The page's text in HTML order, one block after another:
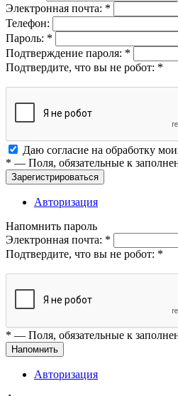
Электронная почта: *
Телефон:
Пароль: *
Подтверждение пароля: *
Подтвердите, что вы не робот: *
Даю согласие на обработку
* — Поля, обязательные к
Зарегистрироваться
Авторизация
Напомнить пароль
Электронная почта: *
Подтвердите, что вы не робот: *
* — Поля, обязательные к
Напомнить
Авторизация